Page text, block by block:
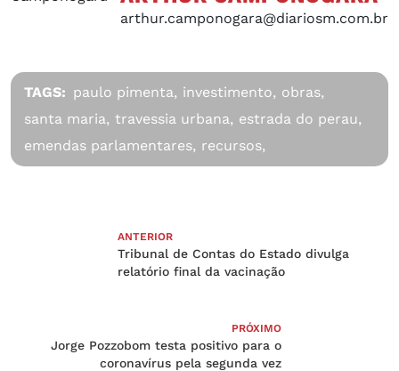
arthur.camponogara@diariosm.com.br
TAGS: paulo pimenta, investimento, obras,
santa maria, travessia urbana, estrada do perau,
emendas parlamentares, recursos,
ANTERIOR
Tribunal de Contas do Estado divulga
relatório final da vacinação
PRÓXIMO
Jorge Pozzobom testa positivo para o
coronavírus pela segunda vez